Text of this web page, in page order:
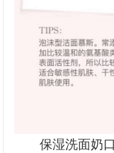
保湿洗面奶口